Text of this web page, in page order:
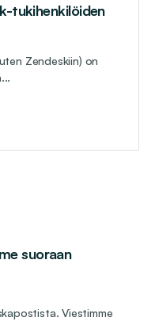
tukihenkilöiden
Zendeskiin) on
suoraan
Viestimme